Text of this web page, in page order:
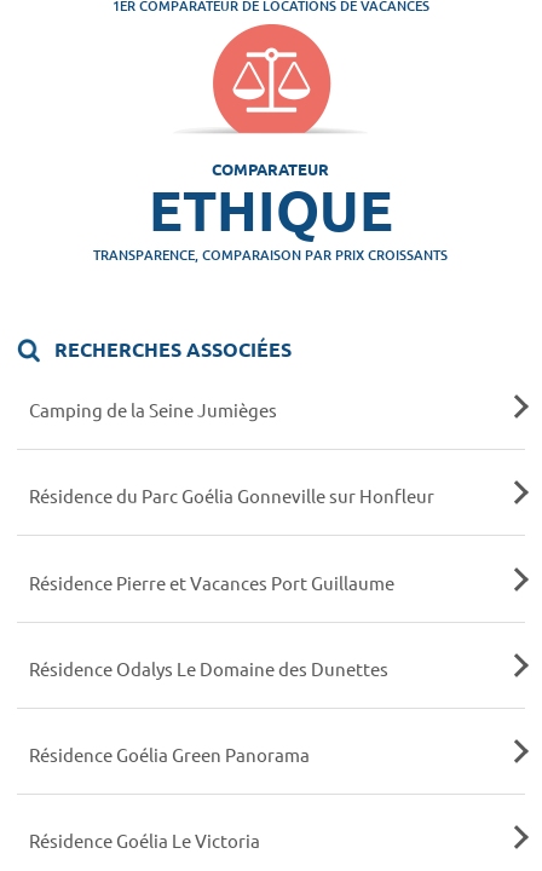
1ER COMPARATEUR DE LOCATIONS DE VACANCES
COMPARATEUR
ETHIQUE
TRANSPARENCE, COMPARAISON PAR PRIX CROISSANTS
RECHERCHES ASSOCIÉES
Camping de la Seine Jumièges
Résidence du Parc Goélia Gonneville sur Honfleur
Résidence Pierre et Vacances Port Guillaume
Résidence Odalys Le Domaine des Dunettes
Résidence Goélia Green Panorama
Résidence Goélia Le Victoria